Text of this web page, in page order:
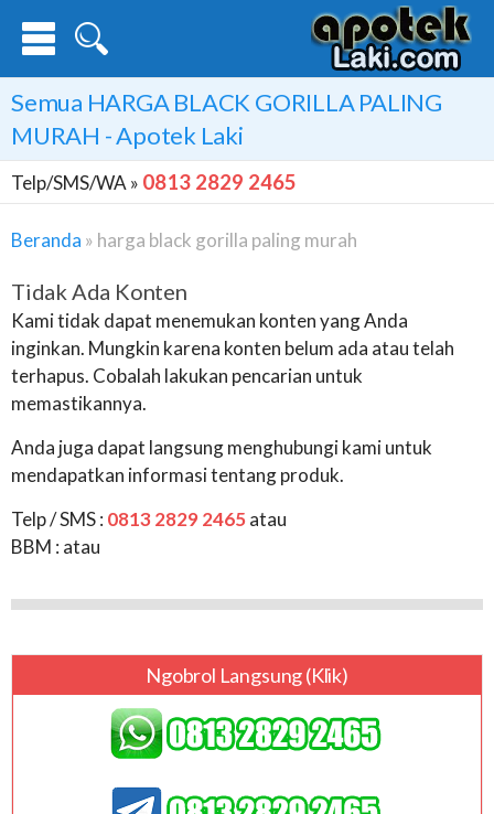
Semua HARGA BLACK GORILLA PALING
MURAH - Apotek Laki
Telp/SMS/WA » 0813 2829 2465
Beranda » harga black gorilla paling murah
Tidak Ada Konten
Kami tidak dapat menemukan konten yang Anda
inginkan. Mungkin karena konten belum ada atau telah
terhapus. Cobalah lakukan pencarian untuk
memastikannya.
Anda juga dapat langsung menghubungi kami untuk
mendapatkan informasi tentang produk.
Telp / SMS : 0813 2829 2465atau
BBM : atau
Ngobrol Langsung (klik)